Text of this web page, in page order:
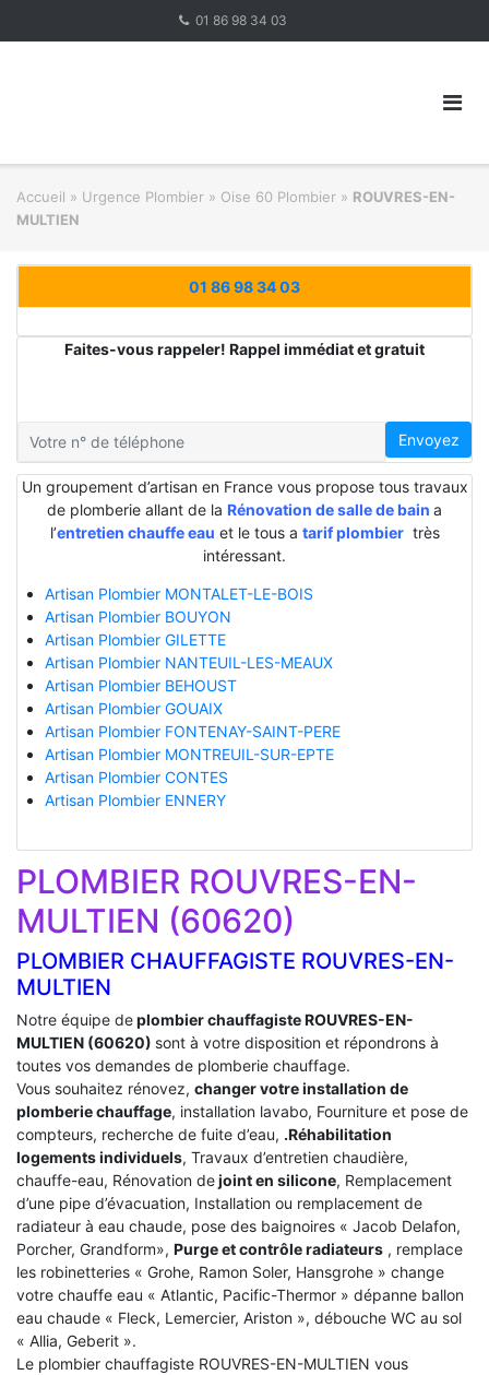
01 86 98 34 03
Accueil » Urgence Plombier » Oise 60 Plombier » ROUVRES-EN-
MULTIEN
01 86 98 34 03
Faites-vous rappeler! Rappel immédiat et gratuit
Envoyez
Un groupement d’artisan en France vous propose tous travaux
de plomberie allant de la Rénovation de salle de bain a
l’entretien chauffe eau et le tous a tarif plombiertrès
intéressant.
Artisan Plombier MONTALET-LE-BOIS
Artisan Plombier BOUYON
Artisan Plombier GILETTE
Artisan Plombier NANTEUIL-LES-MEAUX
Artisan Plombier BEHOUST
Artisan Plombier GOUAIX
Artisan Plombier FONTENAY-SAINT-PERE
Artisan Plombier MONTREUIL-SUR-EPTE
Artisan Plombier CONTES
Artisan Plombier ENNERY
PLOMBIER ROUVRES-EN-
MULTIEN (60620)
PLOMBIER CHAUFFAGISTE ROUVRES-EN-
MULTIEN
Notre équipe deplombier chauffagiste ROUVRES-EN-
MULTIEN (60620) sont à votre disposition et répondrons à
toutes vos demandes de plomberie chauffage.
Vous souhaitez rénovez, changer votre installation de
plomberie chauffage, installation lavabo, Fourniture et pose de
compteurs, recherche de fuite d’eau, .Réhabilitation
logements individuels, Travaux d’entretien chaudière,
chauffe-eau, Rénovation dejoint en silicone, Remplacement
d’une pipe d’évacuation, Installation ou remplacement de
radiateur à eau chaude, pose des baignoires « Jacob Delafon,
Porcher, Grandform», Purge et contrôle radiateurs , remplace
les robinetteries « Grohe, Ramon Soler, Hansgrohe » change
votre chauffe eau « Atlantic, Pacific-Thermor » dépanne ballon
eau chaude « Fleck, Lemercier, Ariston », débouche WC au sol
« Allia, Geberit ».
Le plombier chauffagiste ROUVRES-EN-MULTIEN vous